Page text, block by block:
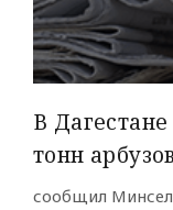
В
тонн арбузов
сообщил